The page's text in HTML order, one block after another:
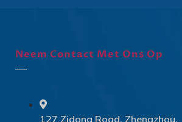
Neem Contact Met Ons Op
127 Zidong Road, Zhengzhou,